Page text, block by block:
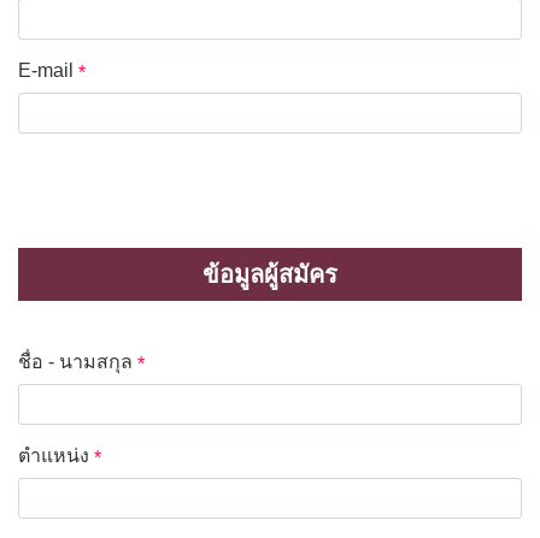
E-mail *
ข้อมูลผู้สมัคร
ชื่อ - นามสกุล *
ตำแหน่ง *